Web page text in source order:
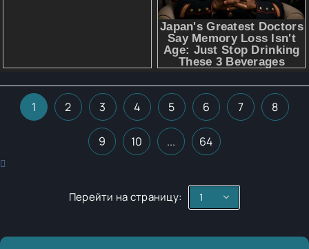
1 2 3 4 5 6 7 8
9 10 ... 64
Перейти на страницу: